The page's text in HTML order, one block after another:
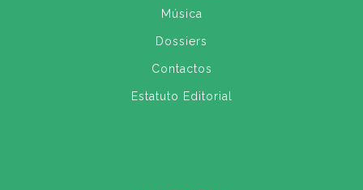
Música
Dossiers
Contactos
Estatuto Editorial